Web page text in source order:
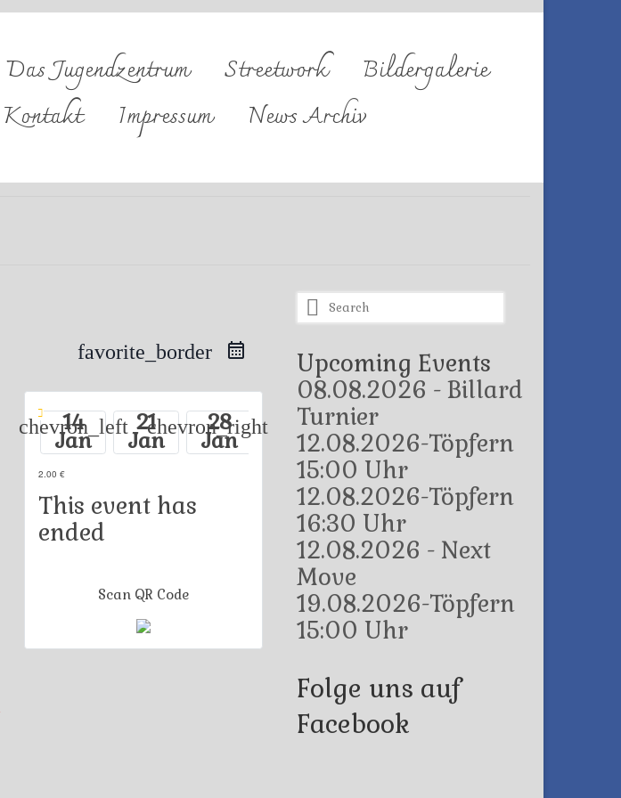
Das Jugendzentrum Streetwork
Bildergalerie
Kontakt Impressum News Archiv
favorite_border
14
Jan
21
Jan
28
Jan
04
Feb
11 Feb
Feb Feb
chevron_left chevron_right
2.00 €
This event has
ended
Scan QR Code
Search
for:
Upcoming Events
08.08.2026 - Billard
Turnier
12.08.2026-Töpfern
15:00 Uhr
12.08.2026-Töpfern
16:30 Uhr
12.08.2026 - Next
Move
19.08.2026-Töpfern
15:00 Uhr
Folge uns auf
Facebook